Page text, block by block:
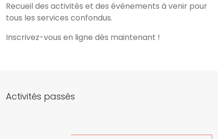
Recueil des activités et des événements à venir pour
tous les services confondus.
Inscrivez-vous en ligne dès maintenant !
Activités passés